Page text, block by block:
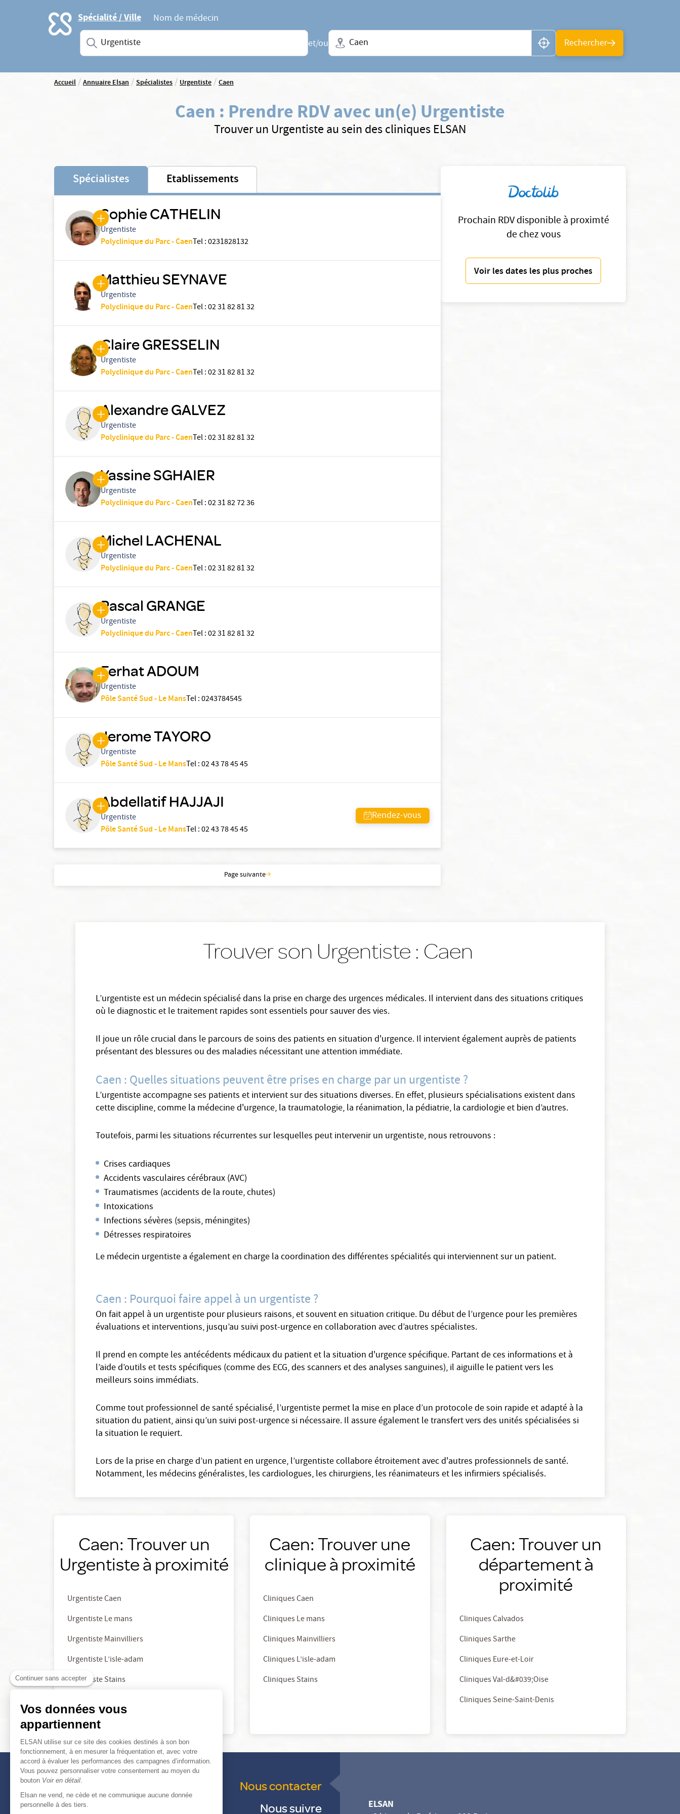
Continuer sans accepter
Vos données vous
appartiennent
ELSAN utilise sur ce site des cookies destinés à son bon
fonctionnement, à en mesurer la fréquentation et, avec votre
accord à évaluer les performances des campagnes d’information.
Vous pouvez personnaliser votre consentement au moyen du
bouton Voir en détail
Elsan ne vend, ne cède et ne communique aucune donnée
personnelle à des tiers.
Accueil Spécialité / Ville
Nom de médecin
Saisissez une spécialité ou un service
et/ou
Ville + N° de département, région ou CP
Rechercher
Accueil/Annuaire Elsan/Spécialistes/Urgentiste/Caen
Caen : Prendre RDV avec un(e) Urgentiste
Trouver un Urgentiste au sein des cliniques ELSAN
Prochain RDV disponible à proximté
de chez vous
Voir les dates les plus proches
Spécialistes Etablissements
Sophie CATHELIN
Urgentiste
Polyclinique du Parc - CaenTel:0231828132
Matthieu SEYNAVE
Urgentiste
Polyclinique du Parc - CaenTel:02 31 82 81 32
Claire GRESSELIN
Urgentiste
Polyclinique du Parc - CaenTel:02 31 82 81 32
Alexandre GALVEZ
Urgentiste
Polyclinique du Parc - CaenTel:02 31 82 81 32
Yassine SGHAIER
Urgentiste
Polyclinique du Parc - CaenTel:02 31 82 72 36
Michel LACHENAL
Urgentiste
Polyclinique du Parc - CaenTel:02 31 82 81 32
Pascal GRANGE
Urgentiste
Polyclinique du Parc - CaenTel:02 31 82 81 32
Ferhat ADOUM
Urgentiste
Pôle Santé Sud - Le MansTel:0243784545
Jerome TAYORO
Urgentiste
Pôle Santé Sud - Le MansTel:02 43 78 45 45
Abdellatif HAJJAJI
Urgentiste
Pôle Santé Sud - Le MansTel:02 43 78 45 45
Rendez-vous
Page suivante
Trouver son Urgentiste : Caen
L’urgentiste est un médecin spécialisé dans la prise en charge des urgences médicales. Il intervient dans des situations critiques
où le diagnostic et le traitement rapides sont essentiels pour sauver des vies.
Il joue un rôle crucial dans le parcours de soins des patients en situation d'urgence. Il intervient également auprès de patients
présentant des blessures ou des maladies nécessitant une attention immédiate.
Caen : Quelles situations peuvent être prises en charge par un urgentiste ?
L’urgentiste accompagne ses patients et intervient sur des situations diverses. En effet, plusieurs spécialisations existent dans
cette discipline, comme la médecine d'urgence, la traumatologie, la réanimation, la pédiatrie, la cardiologie et bien d’autres.
Toutefois, parmi les situations récurrentes sur lesquelles peut intervenir un urgentiste, nous retrouvons :
Crises cardiaques
Accidents vasculaires cérébraux (AVC)
Traumatismes (accidents de la route, chutes)
Intoxications
Infections sévères (sepsis, méningites)
Détresses respiratoires
Le médecin urgentiste a également en charge la coordination des différentes spécialités qui interviennent sur un patient.
Caen : Pourquoi faire appel à un urgentiste ?
On fait appel à un urgentiste pour plusieurs raisons, et souvent en situation critique. Du début de l’urgence pour les premières
évaluations et interventions, jusqu’au suivi post-urgence en collaboration avec d’autres spécialistes.
Il prend en compte les antécédents médicaux du patient et la situation d'urgence spécifique. Partant de ces informations et à
l’aide d’outils et tests spécifiques (comme des ECG, des scanners et des analyses sanguines), il aiguille le patient vers les
meilleurs soins immédiats.
Comme tout professionnel de santé spécialisé, l’urgentiste permet la mise en place d’un protocole de soin rapide et adapté à la
situation du patient, ainsi qu’un suivi post-urgence si nécessaire. Il assure également le transfert vers des unités spécialisées si
la situation le requiert.
Lors de la prise en charge d’un patient en urgence, l’urgentiste collabore étroitement avec d'autres professionnels de santé.
Notamment, les médecins généralistes, les cardiologues, les chirurgiens, les réanimateurs et les infirmiers spécialisés.
Caen: Trouver un
Urgentiste à proximité
Urgentiste Caen
Urgentiste Le mans
Urgentiste Mainvilliers
Urgentiste L’isle-adam
Urgentiste Stains
Caen: Trouver une
clinique à proximité
Cliniques Caen
Cliniques Le mans
Cliniques Mainvilliers
Cliniques L’isle-adam
Cliniques Stains
Caen: Trouver un
département à
proximité
Cliniques Calvados
Cliniques Sarthe
Cliniques Eure-et-Loir
Cliniques Val-d&#039;Oise
Cliniques Seine-Saint-Denis
Nous contacter
Nous suivre
ELSAN